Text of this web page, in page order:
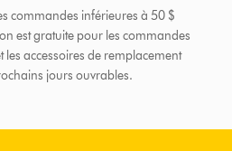
commandes inférieures à 50 $
est gratuite pour les commandes
les accessoires de remplacement
jours ouvrables.